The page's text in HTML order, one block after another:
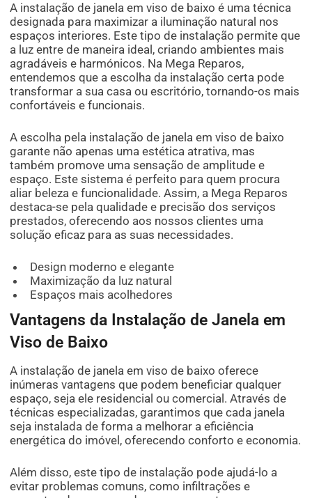
A instalação de janela em viso de baixo é uma técnica
designada para maximizar a iluminação natural nos
espaços interiores. Este tipo de instalação permite que
a luz entre de maneira ideal, criando ambientes mais
agradáveis e harmónicos. Na Mega Reparos,
entendemos que a escolha da instalação certa pode
transformar a sua casa ou escritório, tornando-os mais
confortáveis e funcionais.
A escolha pela instalação de janela em viso de baixo
garante não apenas uma estética atrativa, mas
também promove uma sensação de amplitude e
espaço. Este sistema é perfeito para quem procura
aliar beleza e funcionalidade. Assim, a Mega Reparos
destaca-se pela qualidade e precisão dos serviços
prestados, oferecendo aos nossos clientes uma
solução eficaz para as suas necessidades.
Design moderno e elegante
Maximização da luz natural
Espaços mais acolhedores
Vantagens da Instalação de Janela em
Viso de Baixo
A instalação de janela em viso de baixo oferece
inúmeras vantagens que podem beneficiar qualquer
espaço, seja ele residencial ou comercial. Através de
técnicas especializadas, garantimos que cada janela
seja instalada de forma a melhorar a eficiência
energética do imóvel, oferecendo conforto e economia.
Além disso, este tipo de instalação pode ajudá-lo a
evitar problemas comuns, como infiltrações e